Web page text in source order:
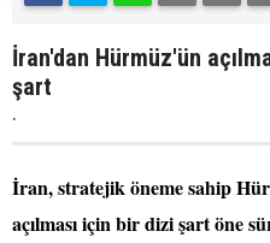
İran'dan Hürmüz'ün
şart
.
İran, stratejik öneme sahip
açılması için bir dizi şart öne